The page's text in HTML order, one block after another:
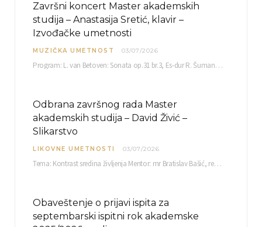
Završni koncert Master akademskih
studija – Anastasija Sretić, klavir –
Izvođačke umetnosti
MUZIČKA UMETNOST 03/07/2026
Program: L. van Betoven: Sonata op.31 br.3, Es-dur R. Šuman: Bečki karneval op.26 K. Debisi:…
Odbrana završnog rada Master
akademskih studija – David Živić –
Slikarstvo
LIKOVNE UMETNOSTI 03/07/2026
Tema: Kontrast sredina življenja Mentor: mr Bratislav Bašić, redovni profesor Sreda, 08.07.2026. u…
Obaveštenje o prijavi ispita za
septembarski ispitni rok akademske